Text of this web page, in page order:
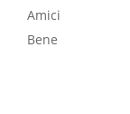
Amici
Bene